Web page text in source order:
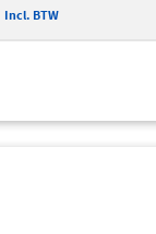
Incl. BTW